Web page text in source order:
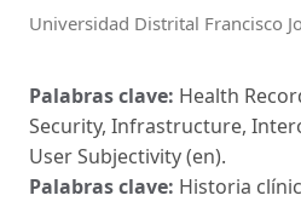
Universidad Distrital Francisco
Palabras clave: Health
Security, Infrastructure,
User Subjectivity (en).
Palabras clave: Historia